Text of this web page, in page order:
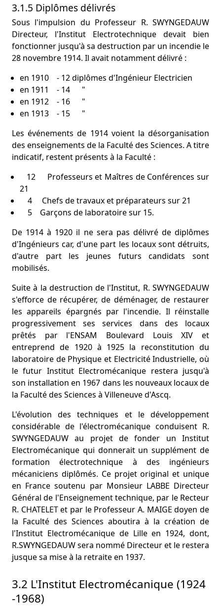
3.1.5 Diplômes délivrés
Sous l'impulsion du Professeur R. SWYNGEDAUW
Directeur, l'Institut Electrotechnique devait bien
fonctionner jusqu'à sa destruction par un incendie le
28 novembre 1914. Il avait notamment délivré :
en 1910 - 12 diplômes d'Ingénieur Electricien
en 1911 - 14 "
en 1912 - 16 "
en 1913 - 15 "
Les événements de 1914 voient la désorganisation
des enseignements de la Faculté des Sciences. A titre
indicatif, restent présents à la Faculté :
12 Professeurs et Maîtres de Conférences sur
21
4 Chefs de travaux et préparateurs sur 21
5 Garçons de laboratoire sur 15.
De 1914 à 1920 il ne sera pas délivré de diplômes
d'Ingénieurs car, d'une part les locaux sont détruits,
d'autre part les jeunes futurs candidats sont
mobilisés.
Suite à la destruction de l'Institut, R. SWYNGEDAUW
s'efforce de récupérer, de déménager, de restaurer
les appareils épargnés par l'incendie. Il réinstalle
progressivement ses services dans des locaux
prêtés par l'ENSAM Boulevard Louis XIV et
entreprend de 1920 à 1925 la reconstitution du
laboratoire de Physique et Electricité Industrielle, où
le futur Institut Electromécanique restera jusqu'à
son installation en 1967 dans les nouveaux locaux de
la Faculté des Sciences à Villeneuve d'Ascq.
L'évolution des techniques et le développement
considérable de l'électromécanique conduisent R.
SWYNGEDAUW au projet de fonder un Institut
Electromécanique qui donnerait un supplément de
formation électrotechnique à des ingénieurs
mécaniciens diplômés. Ce projet original et unique
en France soutenu par Monsieur LABBE Directeur
Général de l'Enseignement technique, par le Recteur
R. CHATELET et par le Professeur A. MAIGE doyen de
la Faculté des Sciences aboutira à la création de
l'Institut Electromécanique de Lille en 1924, dont,
R.SWYNGEDAUW sera nommé Directeur et le restera
jusque sa mise à la retraite en 1937.
3.2 L'Institut Electromécanique (1924
-1968)